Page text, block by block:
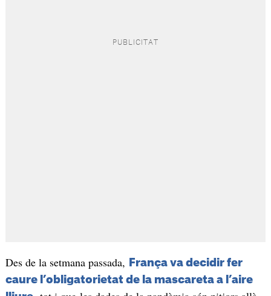
Des de la setmana passada,
França va decidir fer
caure l’obligatorietat de la mascareta a l’aire